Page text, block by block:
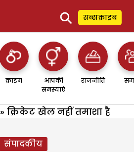
⚲ सब्सक्राइब
क्राइम
आपकी
समस्याएं
राजनीति
» क्रिकेट खेल नहीं तमाशा है
संपादकीय